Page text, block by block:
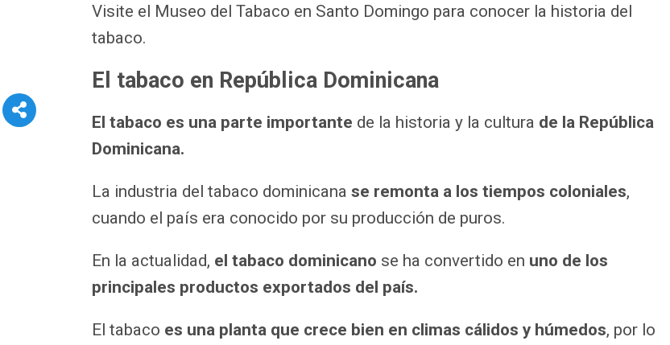
Visite el Museo del Tabaco en Santo Domingo para conocer la historia del
tabaco.
El tabaco en República Dominicana
El tabaco es una parte importante de la historia y la cultura de la República
Dominicana.
La industria del tabaco dominicana se remonta a los tiempos coloniales,
cuando el país era conocido por su producción de puros.
En la actualidad, el tabaco dominicano se ha convertido en uno de los
principales productos exportados del país.
El tabaco es una planta que crece bien en climas cálidos y húmedos, por lo